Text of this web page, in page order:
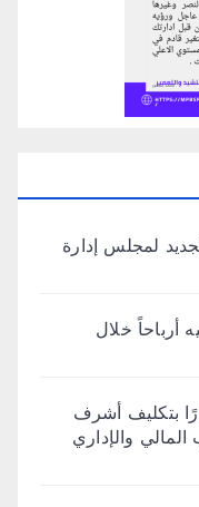
لمجلس إدارة
1.2 مليار جنيه أرباحاً خلال
بتكليف أشرف
المالي والإداري